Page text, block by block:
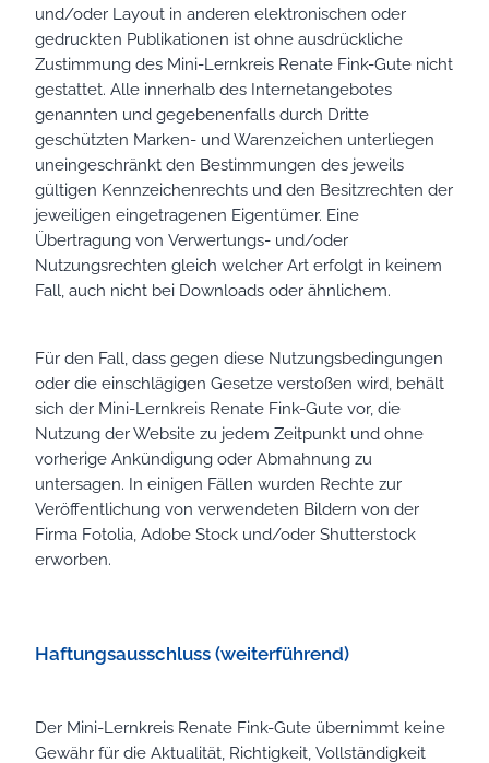
und/oder Layout in anderen elektronischen oder
gedruckten Publikationen ist ohne ausdrückliche
Zustimmung des Mini-Lernkreis Renate Fink-Gute nicht
gestattet. Alle innerhalb des Internetangebotes
genannten und gegebenenfalls durch Dritte
geschützten Marken- und Warenzeichen unterliegen
uneingeschränkt den Bestimmungen des jeweils
gültigen Kennzeichenrechts und den Besitzrechten der
jeweiligen eingetragenen Eigentümer. Eine
Übertragung von Verwertungs- und/oder
Nutzungsrechten gleich welcher Art erfolgt in keinem
Fall, auch nicht bei Downloads oder ähnlichem.
Für den Fall, dass gegen diese Nutzungsbedingungen
oder die einschlägigen Gesetze verstoßen wird, behält
sich der Mini-Lernkreis Renate Fink-Gute vor, die
Nutzung der Website zu jedem Zeitpunkt und ohne
vorherige Ankündigung oder Abmahnung zu
untersagen. In einigen Fällen wurden Rechte zur
Veröffentlichung von verwendeten Bildern von der
Firma Fotolia, Adobe Stock und/oder Shutterstock
erworben.
Haftungsausschluss (weiterführend)
Der Mini-Lernkreis Renate Fink-Gute übernimmt keine
Gewähr für die Aktualität, Richtigkeit, Vollständigkeit